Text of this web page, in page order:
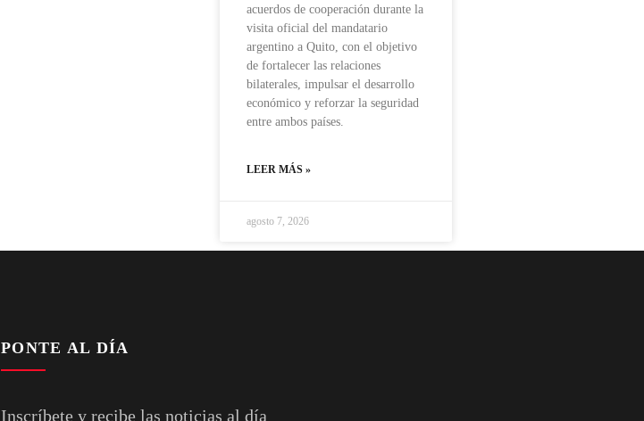
acuerdos de cooperación durante la
visita oficial del mandatario
argentino a Quito, con el objetivo
de fortalecer las relaciones
bilaterales, impulsar el desarrollo
económico y reforzar la seguridad
entre ambos países.
LEER MÁS »
agosto 7, 2026
PONTE AL DÍA
Inscríbete y recibe las noticias al día